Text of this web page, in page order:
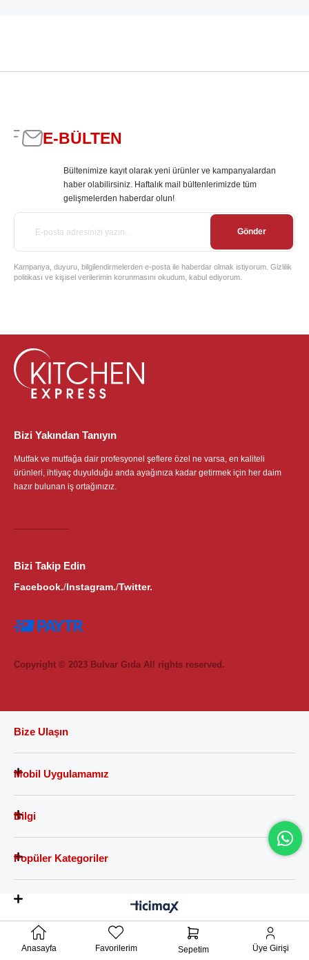
E-BÜLTEN
Bültenimize kayıt olarak yeni ürünler ve kampanyalardan
haber olabilirsiniz. Haftalık mail bültenlerimizde tüm
gelişmelerden haberdar olun!
Gönder
Kampanya, duyuru, bilgilendirmelerden e-posta ile haberdar olmak istiyorum. Gizlilik
politikası ve kişisel verilerimin korunmasını okudum, kabul ediyorum.
Bizi Yakından Tanıyın
Mutfak ve mutfağa dair profesyonel şeflere özel ne varsa, en kaliteli
ürünleri, ihtiyaç duyulduğu anda ayağınıza kadar getirmek için her daim
hazır bulunan iş ortağınızız.
Bizi Takip Edin
Facebook./Instagram./Twitter.
Copyright © 2023 Bulvar Gıda All rights reserved.
Bize Ulaşın
Mobil Uygulamamız
Bilgi
Popüler Kategoriler
Anasayfa Favorilerim Sepetim Üye Girişi